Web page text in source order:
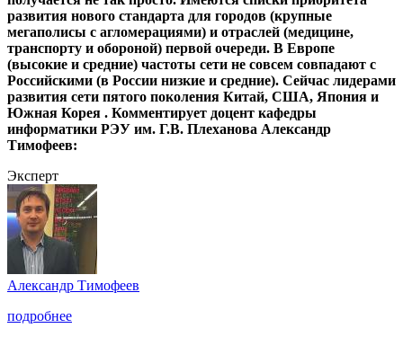
развития нового стандарта для городов (крупные
мегаполисы с агломерациями) и отраслей (медицине,
транспорту и обороной) первой очереди. В Европе
(высокие и средние) частоты сети не совсем совпадают с
Российскими (в России низкие и средние). Сейчас лидерами
развития сети пятого поколения Китай, США, Япония и
Южная Корея . Комментирует доцент кафедры
информатики РЭУ им. Г.В. Плеханова Александр
Тимофеев:
Эксперт
Александр Тимофеев
подробнее